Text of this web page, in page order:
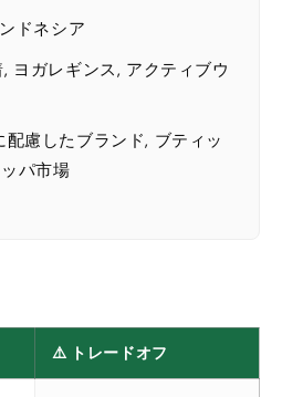
ドネシア
ヨガレギンス, アクティブウ
配慮したブランド, ブティッ
パ市場
⚠️ トレードオフ